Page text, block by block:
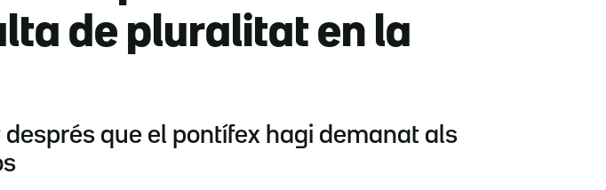
de pluralitat en la
que el pontífex hagi demanat als